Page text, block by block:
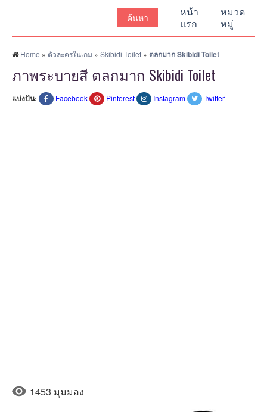
หน้า
แรก
หมวด
หมู่
Home » ตัวละครในเกม » Skibidi Toilet » ตลกมาก Skibidi Toilet
ภาพระบายสี ตลกมาก Skibidi Toilet
แบ่งปัน: Facebook Pinterest Instagram Twitter
1453 มุมมอง